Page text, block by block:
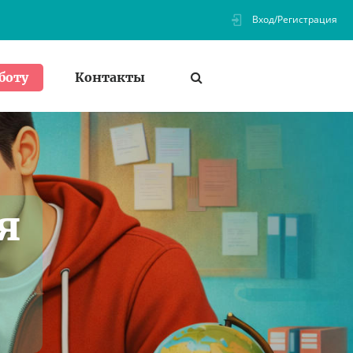
Вход/Регистрация
Контакты